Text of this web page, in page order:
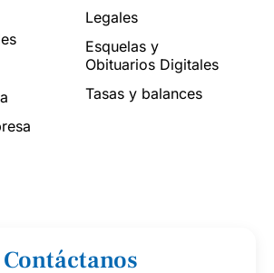
Legales
Esquelas y
Obituarios Digitales
Tasas y balances
Contáctanos